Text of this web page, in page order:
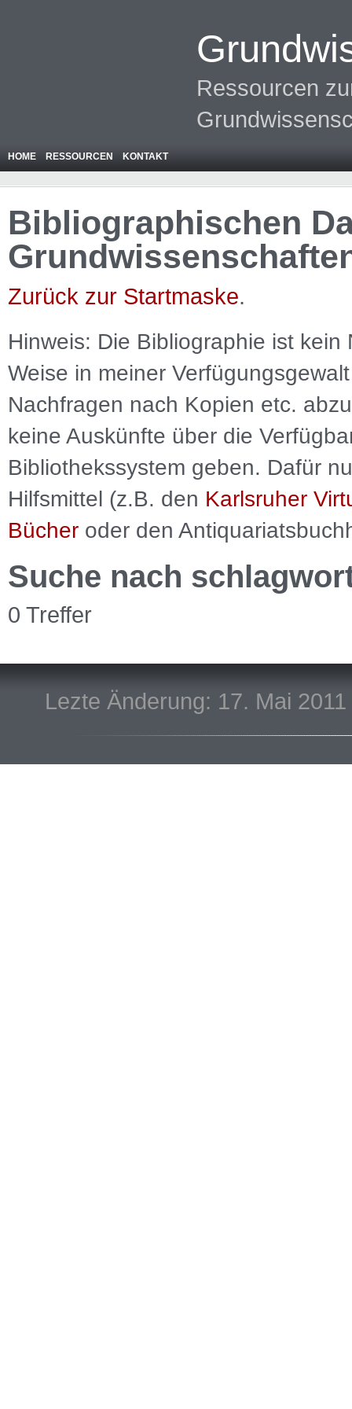
Ressourcen
HOME RESSOURCEN KONTAKT
Bibliographischen
Zurück zur Startmaske.
Hinweis: Die Bibliographie ist kein
Weise in meiner
Nachfragen nach Kopien etc.
keine Auskünfte über die
Bibliothekssystem geben. Dafür
Hilfsmittel (z.B. den Karlsruher
Bücher oder den
Suche nach
0 Treffer
Lezte Änderung: 17. Mai